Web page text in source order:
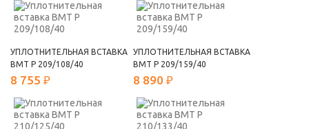
УПЛОТНИТЕЛЬНАЯ ВСТАВКА
ВМТ Р 209/108/40
8 755 ₽
УПЛОТНИТЕЛЬНАЯ ВСТАВКА
ВМТ Р 209/159/40
8 890 ₽